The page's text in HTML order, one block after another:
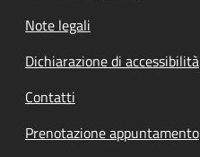
Note legali
Dichiarazione di accessibilità
Contatti
Prenotazione appuntamento